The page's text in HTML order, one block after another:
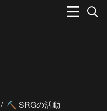
/ ⛏️ SRGの活動